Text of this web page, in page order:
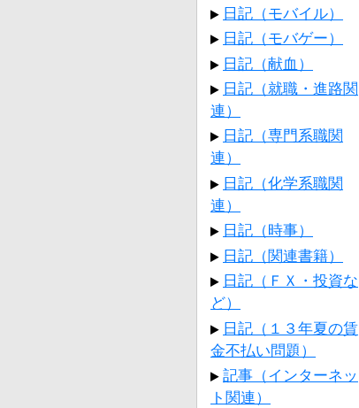
日記（モバイル）
日記（モバゲー）
日記（献血）
日記（就職・進路関
連）
日記（専門系職関
連）
日記（化学系職関
連）
日記（時事）
日記（関連書籍）
日記（ＦＸ・投資な
ど）
日記（１３年夏の賃
金不払い問題）
記事（インターネッ
ト関連）